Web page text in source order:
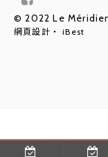
© 2022 Le
網頁設計 ‧iBest